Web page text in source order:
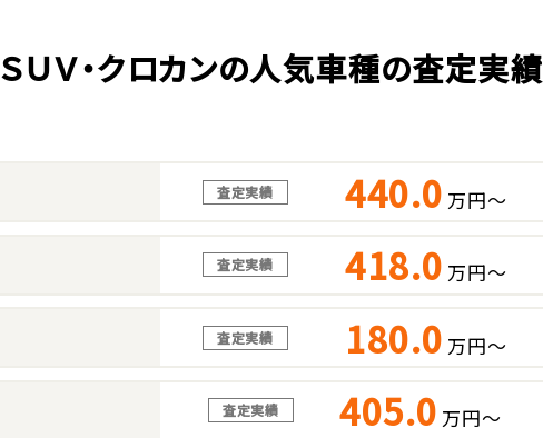
ＳＵＶ・クロカンの人気車種の査定実績
査定実績 440.0 万円～
査定実績 418.0 万円～
査定実績 180.0 万円～
査定実績 405.0 万円～